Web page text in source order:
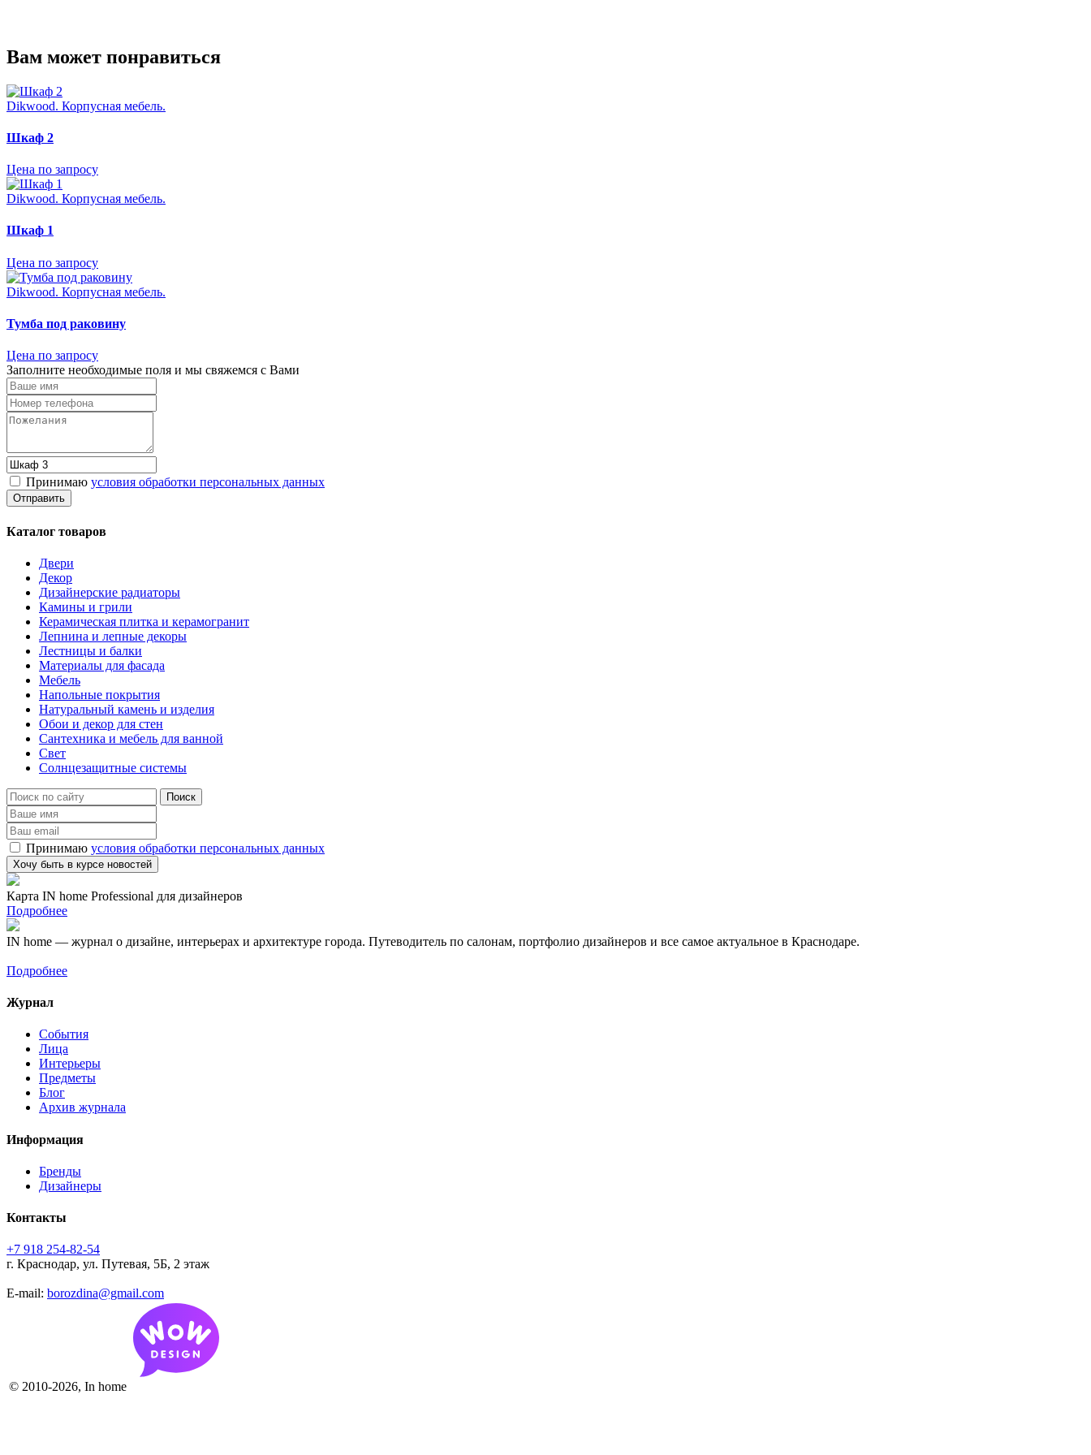
Вам может понравиться
Dikwood. Корпусная мебель.
Шкаф 2
Цена по запросу
Dikwood. Корпусная мебель.
Шкаф 1
Цена по запросу
Dikwood. Корпусная мебель.
Тумба под раковину
Цена по запросу
Заполните необходимые поля и мы свяжемся с Вами
Принимаю условия обработки персональных данных
Каталог товаров
Двери
Декор
Дизайнерские радиаторы
Камины и грили
Керамическая плитка и керамогранит
Лепнина и лепные декоры
Лестницы и балки
Материалы для фасада
Мебель
Напольные покрытия
Натуральный камень и изделия
Обои и декор для стен
Сантехника и мебель для ванной
Свет
Солнцезащитные системы
Принимаю условия обработки персональных данных
Карта IN home Professional для дизайнеров
Подробнее
IN home — журнал о дизайне, интерьерах и архитектуре города. Путеводитель по салонам, портфолио дизайнеров и все самое актуальное в Краснодаре.
Подробнее
Журнал
События
Лица
Интерьеры
Предметы
Блог
Архив журнала
Информация
Бренды
Дизайнеры
Контакты
+7 918 254-82-54
г. Краснодар, ул. Путевая, 5Б, 2 этаж
E-mail: borozdina@gmail.com
© 2010-2026, In home